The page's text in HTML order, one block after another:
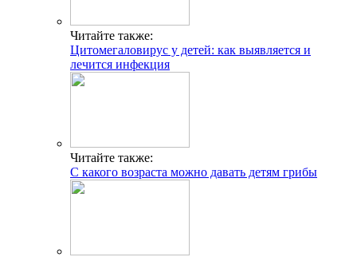
Читайте также:
Цитомегаловирус у детей: как выявляется и
лечится инфекция
Читайте также:
С какого возраста можно давать детям грибы